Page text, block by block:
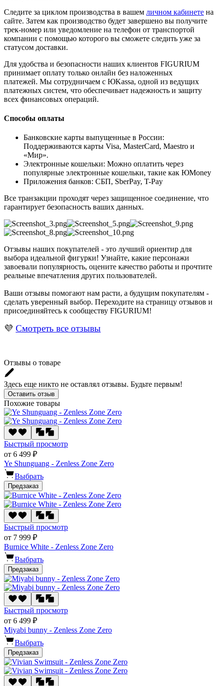
Следите за циклом производства в вашем личном кабинете на
сайте. Затем как производство будет завершено вы получите
трек-номер или уведомление на телефон от транспортой
компании с помощью которого вы сможете следить уже за
статусом доставки.
Для удобства и безопасности наших клиентов FIGURIUM
принимает оплату только онлайн без наложенных
платежей. Мы сотрудничаем с ЮKassa, одной из ведущих
платежных систем, что обеспечивает надежность и защиту
всех финансовых операций.
Способы оплаты
Банковские карты выпущенные в России:
Поддерживаются карты Visa, MasterCard, Maestro и
«Мир».
Электронные кошельки: Можно оплатить через
популярные электронные кошельки, такие как ЮMoney
Приложения банков: СБП, SberPay, T-Pay
Все транзакции проходят через защищенное соединение, что
гарантирует безопасность ваших данных.
Отзывы наших покупателей - это лучший ориентир для
выбора идеальной фигурки! Узнайте, какие персонажи
завоевали популярность, оцените качество работы и прочтите
реальные впечатления других пользователей.
Ваши отзывы помогают нам расти, а будущим покупателям -
сделать уверенный выбор. Переходите на страницу отзывов и
присоединяйтесь к сообществу FIGURIUM!
💜 Смотреть все отзывы
Отзывы о товаре
Здесь еще никто не оставлял отзывы. Будьте первым!
Оставить отзыв
Похожие товары
Быстрый просмотр
от 6 499 ₽
Ye Shunguang - Zenless Zone Zero
Выбрать
Предзаказ
Быстрый просмотр
от 7 999 ₽
Burnice White - Zenless Zone Zero
Выбрать
Предзаказ
Быстрый просмотр
от 6 499 ₽
Miyabi bunny - Zenless Zone Zero
Выбрать
Предзаказ